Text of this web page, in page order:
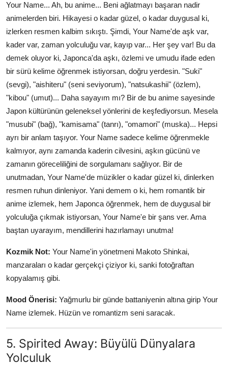
Your Name... Ah, bu anime... Beni ağlatmayı başaran nadir
animelerden biri. Hikayesi o kadar güzel, o kadar duygusal ki,
izlerken resmen kalbim sıkıştı. Şimdi, Your Name'de aşk var,
kader var, zaman yolculuğu var, kayıp var... Her şey var! Bu da
demek oluyor ki, Japonca'da aşkı, özlemi ve umudu ifade eden
bir sürü kelime öğrenmek istiyorsan, doğru yerdesin. "Suki"
(sevgi), "aishiteru" (seni seviyorum), "natsukashii" (özlem),
"kibou" (umut)... Daha sayayım mı? Bir de bu anime sayesinde
Japon kültürünün geleneksel yönlerini de keşfediyorsun. Mesela
"musubi" (bağ), "kamisama" (tanrı), "omamori" (muska)... Hepsi
ayrı bir anlam taşıyor. Your Name sadece kelime öğrenmekle
kalmıyor, aynı zamanda kaderin cilvesini, aşkın gücünü ve
zamanın göreceliliğini de sorgulamanı sağlıyor. Bir de
unutmadan, Your Name'de müzikler o kadar güzel ki, dinlerken
resmen ruhun dinleniyor. Yani demem o ki, hem romantik bir
anime izlemek, hem Japonca öğrenmek, hem de duygusal bir
yolculuğa çıkmak istiyorsan, Your Name'e bir şans ver. Ama
baştan uyarayım, mendillerini hazırlamayı unutma!
Kozmik Not: Your Name'in yönetmeni Makoto Shinkai,
manzaraları o kadar gerçekçi çiziyor ki, sanki fotoğraftan
kopyalamış gibi.
Mood Önerisi: Yağmurlu bir günde battaniyenin altına girip Your
Name izlemek. Hüzün ve romantizm seni saracak.
5. Spirited Away: Büyülü Dünyalara
Yolculuk